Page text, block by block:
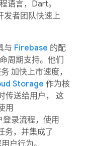
语言，Dart。
发者团队快速上
与 Firebase 的配
周期支持。他们
加快上市速度，
Storage 作为核
传送给用户， 这
用
录流程，使用
务，并集成了